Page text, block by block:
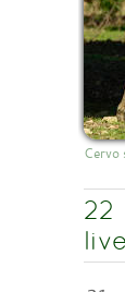
Cervo
22